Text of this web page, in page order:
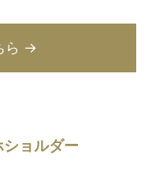
ら →
ョルダー